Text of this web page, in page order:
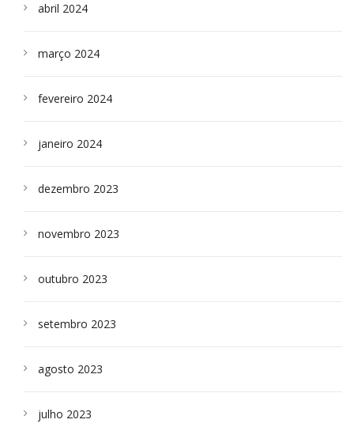
abril 2024
março 2024
fevereiro 2024
janeiro 2024
dezembro 2023
novembro 2023
outubro 2023
setembro 2023
agosto 2023
julho 2023